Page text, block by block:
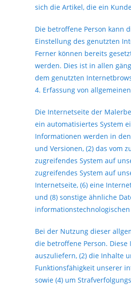
sich die Artikel, die ein
Die betroffene Person kann
Einstellung des genutzten
Ferner können bereits
werden. Dies ist in allen
dem genutzten
4. Erfassung von
Die Internetseite der
ein automatisiertes System
Informationen werden in
und Versionen, (2) das vom
zugreifendes System auf
zugreifendes System auf
Internetseite, (6) eine
und (8) sonstige ähnliche
Bei der Nutzung dieser
die betroffene Person.
auszuliefern, (2) die Inhalte
Funktionsfähigkeit unserer
sowie (4) um